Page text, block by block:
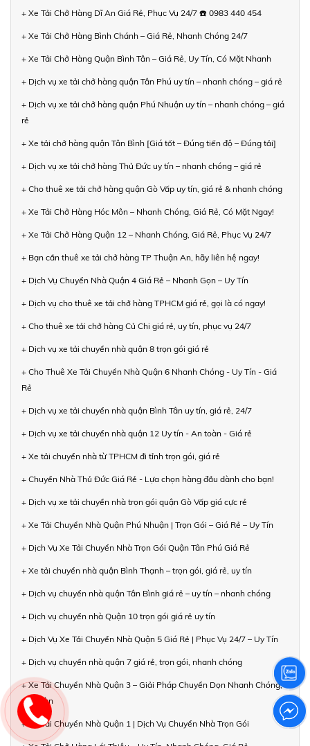
+ Xe Tải Chở Hàng Dĩ An Giá Rẻ, Phục Vụ 24/7 ☎️ 0983 440 454
+ Xe Tải Chở Hàng Bình Chánh – Giá Rẻ, Nhanh Chóng 24/7
+ Xe Tải Chở Hàng Quận Bình Tân – Giá Rẻ, Uy Tín, Có Mặt Nhanh
+ Dịch vụ xe tải chở hàng quận Tân Phú uy tín – nhanh chóng – giá rẻ
+ Dịch vụ xe tải chở hàng quận Phú Nhuận uy tín – nhanh chóng – giá
rẻ
+ Xe tải chở hàng quận Tân Bình [Giá tốt – Đúng tiến độ – Đúng tải]
+ Dịch vụ xe tải chở hàng Thủ Đức uy tín – nhanh chóng – giá rẻ
+ Cho thuê xe tải chở hàng quận Gò Vấp uy tín, giá rẻ & nhanh chóng
+ Xe Tải Chở Hàng Hóc Môn – Nhanh Chóng, Giá Rẻ, Có Mặt Ngay!
+ Xe Tải Chở Hàng Quận 12 – Nhanh Chóng, Giá Rẻ, Phục Vụ 24/7
+ Bạn cần thuê xe tải chở hàng TP Thuận An, hãy liên hệ ngay!
+ Dịch Vụ Chuyển Nhà Quận 4 Giá Rẻ – Nhanh Gọn – Uy Tín
+ Dịch vụ cho thuê xe tải chở hàng TPHCM giá rẻ, gọi là có ngay!
+ Cho thuê xe tải chở hàng Củ Chi giá rẻ, uy tín, phục vụ 24/7
+ Dịch vụ xe tải chuyển nhà quận 8 trọn gói giá rẻ
+ Cho Thuê Xe Tải Chuyển Nhà Quận 6 Nhanh Chóng - Uy Tín - Giá
Rẻ
+ Dịch vụ xe tải chuyển nhà quận Bình Tân uy tín, giá rẻ, 24/7
+ Dịch vụ xe tải chuyển nhà quận 12 Uy tín - An toàn - Giá rẻ
+ Xe tải chuyển nhà từ TPHCM đi tỉnh trọn gói, giá rẻ
+ Chuyển Nhà Thủ Đức Giá Rẻ - Lựa chọn hàng đầu dành cho bạn!
+ Dịch vụ xe tải chuyển nhà trọn gói quận Gò Vấp giá cực rẻ
+ Xe Tải Chuyển Nhà Quận Phú Nhuận | Trọn Gói – Giá Rẻ – Uy Tín
+ Dịch Vụ Xe Tải Chuyển Nhà Trọn Gói Quận Tân Phú Giá Rẻ
+ Xe tải chuyển nhà quận Bình Thạnh – trọn gói, giá rẻ, uy tín
+ Dịch vụ chuyển nhà quận Tân Bình giá rẻ – uy tín – nhanh chóng
+ Dịch vụ chuyển nhà Quận 10 trọn gói giá rẻ uy tín
+ Dịch Vụ Xe Tải Chuyển Nhà Quận 5 Giá Rẻ | Phục Vụ 24/7 – Uy Tín
+ Dịch vụ chuyển nhà quận 7 giá rẻ, trọn gói, nhanh chóng
+ Xe Tải Chuyển Nhà Quận 3 – Giải Pháp Chuyển Dọn Nhanh Chóng,
An Toàn
+ Xe Tải Chuyển Nhà Quận 1 | Dịch Vụ Chuyển Nhà Trọn Gói